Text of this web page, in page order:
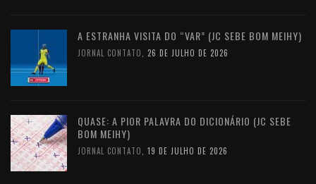
A ESTRANHA VISITA DO “VAR” (JC SEBE BOM MEIHY)
JORNAL CONTATO 26 DE JULHO DE 2026
QUASE: A PIOR PALAVRA DO DICIONÁRIO (JC SEBE
BOM MEIHY)
JORNAL CONTATO 19 DE JULHO DE 2026